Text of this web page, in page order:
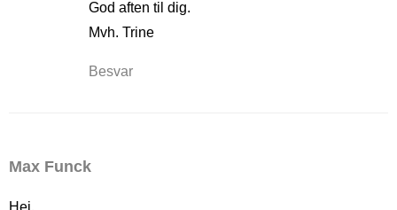
God aften til dig.
Mvh. Trine
Besvar
Max Funck
Hej,